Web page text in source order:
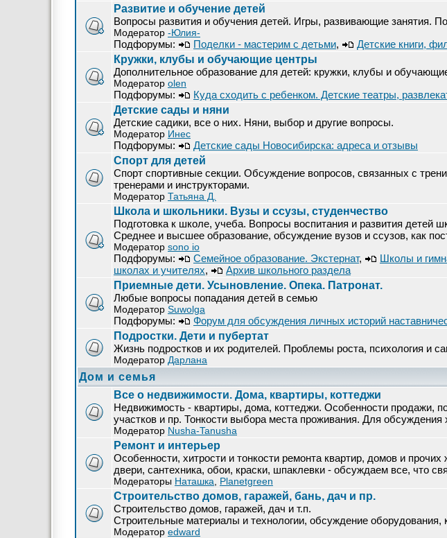
Развитие и обучение детей
Вопросы развития и обучения детей. Игры, развивающие занятия.
Модератор -Юлия-
Подфорумы: Поделки - мастерим с детьми, Детские книги,
Кружки, клубы и обучающие центры
Дополнительное образование для детей: кружки, клубы и
Модератор olen
Подфорумы: Куда сходить с ребенком. Детские театры,
Детские сады и няни
Детские садики, все о них. Няни, выбор и другие вопросы.
Модератор Инес
Подфорумы: Детские сады Новосибирска: адреса и отзывы
Спорт для детей
Спорт спортивные секции. Обсуждение вопросов, связанных с
тренерами и инструкторами.
Модератор Татьяна Д.
Школа и школьники. Вузы и ссузы, студенчество
Подготовка к школе, учеба. Вопросы воспитания и развития детей
Среднее и высшее образование, обсуждение вузов и ссузов, как
Модератор sono io
Подфорумы: Семейное образование. Экстернат,
Школы и
школах и учителях, Архив школьного раздела
Приемные дети. Усыновление. Опека. Патронат.
Любые вопросы попадания детей в семью
Модератор Suwolga
Подфорумы: Форум для обсуждения личных историй
Подростки. Дети и пубертат
Жизнь подростков и их родителей. Проблемы роста, психология и
Модератор Дарлана
Дом и семья
Все о недвижимости. Дома, квартиры, коттеджи
Недвижимость - квартиры, дома, коттеджи. Особенности продажи,
участков и пр. Тонкости выбора места проживания. Для обсуждения
Модератор Nusha-Tanusha
Ремонт и интерьер
Особенности, хитрости и тонкости ремонта квартир, домов и
двери, сантехника, обои, краски, шпаклевки - обсуждаем все, что
Модераторы Наташка Planetgreen
Строительство домов, гаражей, бань, дач и пр.
Строительство домов, гаражей, дач и т.п.
Строительные материалы и технологии, обсуждение оборудования,
Модератор edward